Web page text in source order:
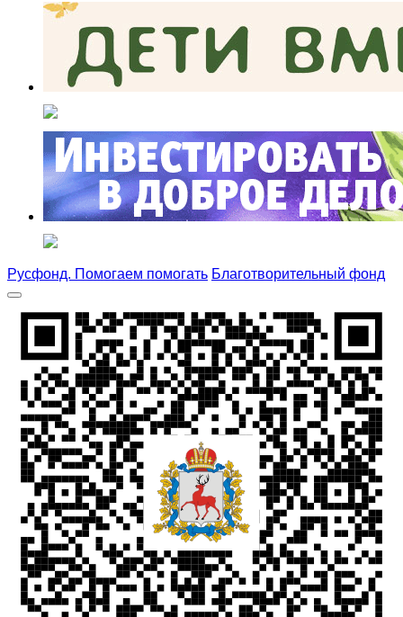
Русфонд. Помогаем помогать Благотворительный фонд